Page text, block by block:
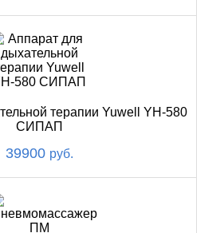
терапии Yuwell YH-580
СИПАП
39900 руб.